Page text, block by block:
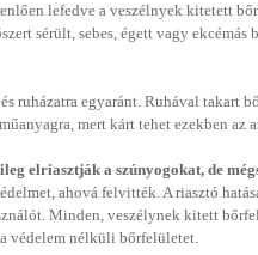
lefedve a veszélnyek kitetett
sérült, sebes, égett vagy ekcémás
ruházatra egyaránt. Ruhával takart
mert kárt tehet ezekben az
elriasztják a szúnyogokat, de
ahová felvitték. A riasztó
Minden, veszélynek kitett
védelem nélküli bőrfelületet.